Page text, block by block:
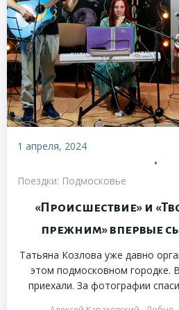
1 апреля, 2024
•
Поездки: Подмосковье
«Происшествие» и
прежним» впервые
Татьяна Козлова уже давно
этом подмосковном городке.
приехали. За фотографии